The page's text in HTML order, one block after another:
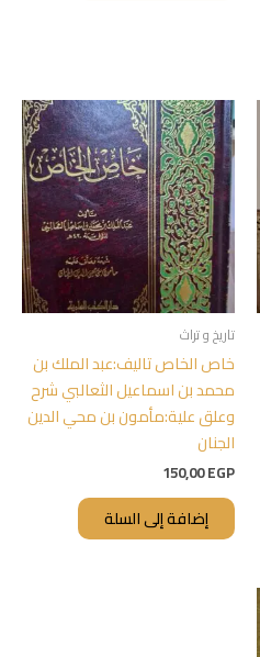
تاريخ و تراث
خاص الخاص تاليف:عبد الملك بن
محمد بن اسماعيل الثعالبي شرح
وعلق علية:مأمون بن محي الدين
الجنان
150,00EGP
إضافة إلى السلة